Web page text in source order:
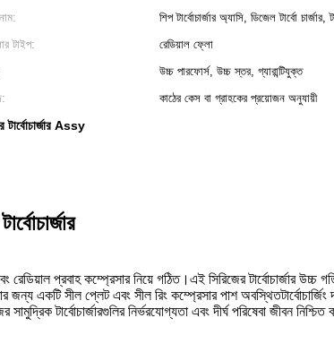
শিপ টার্বোচার্জার অ্যাসি, ডিজেল টার্বো চার্জার,
টাইপ:
রেডিয়াল ফ্লো
উচ্চ পারফোর্স, উচ্চ স্তর, গ্যারান্টিযুক্ত
কাঠের কেস বা গ্রাহকের প্রয়োজন অনুযায়ী
Assy
প্রবাহ কম্প্রেসার নিয়ে গঠিত।এই সিরিজের টার্বোচার্জার উচ্চ
জন্য একটি সীল প্লেট এবং সীল রিং কম্প্রেসার পাশ
টার্বোচার্জারগুলির নির্ভরযোগ্যতা এবং দীর্ঘ পরিষেবা জীবন নিশ্চিত